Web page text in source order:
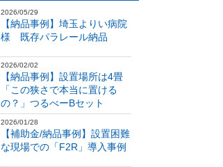
2026/05/29
【納品事例】埼玉よりい病院
様 既存パラレール納品
2026/02/02
【納品事例】設置場所は4畳
「この狭さで本当に置ける
の？」つるべーBセット
2026/01/28
【補助金/納品事例】設置困難
な現場での「F2R」導入事例